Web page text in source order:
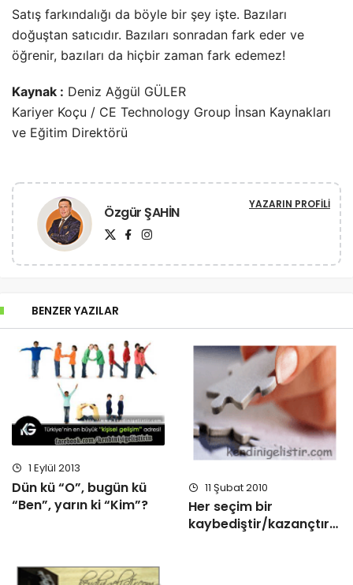
Satış farkındalığı da böyle bir şey işte. Bazıları
doğuştan satıcıdır. Bazıları sonradan fark eder ve
öğrenir, bazıları da hiçbir zaman fark edemez!
Kaynak : Deniz Ağgül GÜLER
Kariyer Koçu / CE Technology Group İnsan Kaynakları
ve Eğitim Direktörü
Özgür ŞAHİN YAZARIN PROFILI
BENZER YAZILAR
1 Eylül 2013
Dün kü “O”, bugün kü
“Ben”, yarın ki “Kim”?
11 Şubat 2010
Her seçim bir
kaybediştir/kazançtır…